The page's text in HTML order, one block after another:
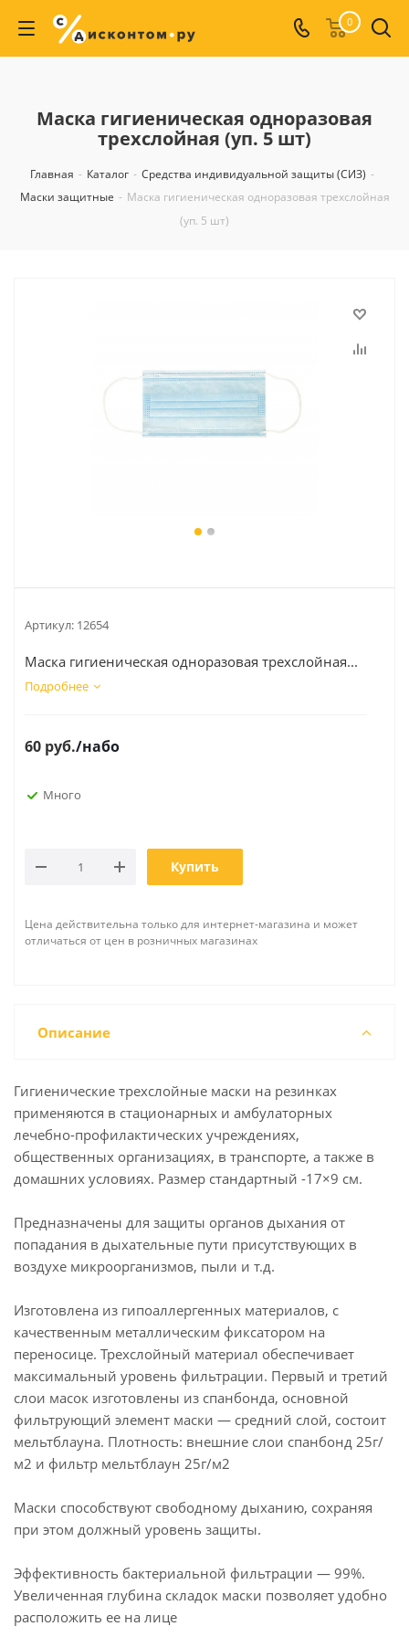
0
Маска гигиеническая одноразовая
трехслойная (уп. 5 шт)
Главная - Каталог - Средства индивидуальной защиты (СИЗ) -
Маски защитные - Маска гигиеническая одноразовая трехслойная
(уп. 5 шт)
Артикул: 12654
Маска гигиеническая одноразовая трехслойная...
Подробнее
60 руб./набо
Много
Купить
Цена действительна только для интернет-магазина и может
отличаться от цен в розничных магазинах
Описание
Гигиенические трехслойные маски на резинках
применяются в стационарных и амбулаторных
лечебно-профилактических учреждениях,
общественных организациях, в транспорте, а также в
домашних условиях. Размер стандартный -17×9 см.
Предназначены для защиты органов дыхания от
попадания в дыхательные пути присутствующих в
воздухе микроорганизмов, пыли и т.д.
Изготовлена из гипоаллергенных материалов, с
качественным металлическим фиксатором на
переносице. Трехслойный материал обеспечивает
максимальный уровень фильтрации. Первый и третий
слои масок изготовлены из спанбонда, основной
фильтрующий элемент маски — средний слой, состоит
мельтблауна. Плотность: внешние слои спанбонд 25г/
м2 и фильтр мельтблаун 25г/м2
Маски способствуют свободному дыханию, сохраняя
при этом должный уровень защиты.
Эффективность бактериальной фильтрации — 99%.
Увеличенная глубина складок маски позволяет удобно
расположить ее на лице